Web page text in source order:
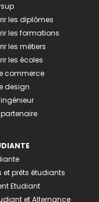
les diplômes
les formations
les métiers
les écoles
commerce
design
partenaire
et prêts étudiants
Etudiant
et Alternance